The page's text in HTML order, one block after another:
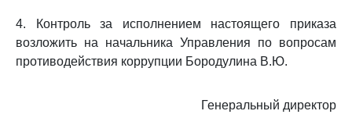
4. Контроль за исполнением настоящего приказа
возложить на начальника Управления по вопросам
противодействия коррупции Бородулина В.Ю.
Генеральный директор